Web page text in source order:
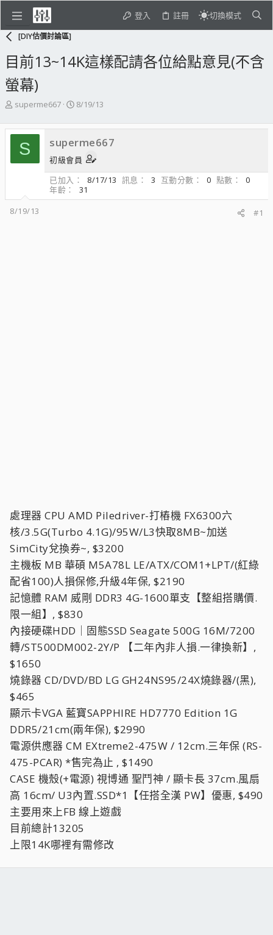
登入 註冊 切換模式
[DIY估價討論區]
目前13~14K這樣配請各位給點意見(不含
螢幕)
主
發
人
superme667
開
日
期
8/19/13
S superme667
初級會員
已加入
8/17/13 訊息 3 互動分數 0 點數
0
年齡
31
8/19/13
#1
處理器 CPU AMD Piledriver-打樁機 FX6300六
核/3.5G(Turbo 4.1G)/95W/L3快取8MB~加送
SimCity兌換券~, $3200
主機板 MB 華碩 M5A78L LE/ATX/COM1+LPT/(紅綠
配省100)人損保修,升級4年保, $2190
記憶體 RAM 威剛 DDR3 4G-1600單支【整組搭購價.
限一組】, $830
內接硬碟HDD｜固態SSD Seagate 500G 16M/7200
轉/ST500DM002-2Y/P 【二年內非人損.一律換新】,
$1650
燒錄器 CD/DVD/BD LG GH24NS95/24X燒錄器/(黑),
$465
顯示卡VGA 藍寶SAPPHIRE HD7770 Edition 1G
DDR5/21cm(兩年保), $2990
電源供應器 CM EXtreme2-475W / 12cm.三年保 (RS-
475-PCAR) *售完為止 , $1490
CASE 機殼(+電源) 視博通 聖鬥神 / 顯卡長 37cm.風扇
高 16cm/ U3內置.SSD*1【任搭全漢 PW】優惠, $490
主要用來上FB 線上遊戲
目前總計13205
上限14K哪裡有需修改